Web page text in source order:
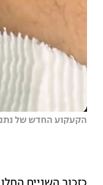
הקעקוע החדש של